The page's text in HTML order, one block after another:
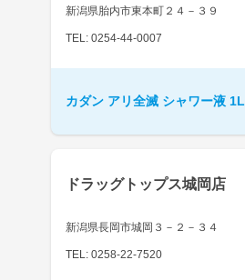
新潟県胎内市東本町２４－３９
TEL: 0254-44-0007
カダン アリ全滅 シャワー液 1L
ドラッグトップス城岡店
新潟県長岡市城岡３－２－３４
TEL: 0258-22-7520